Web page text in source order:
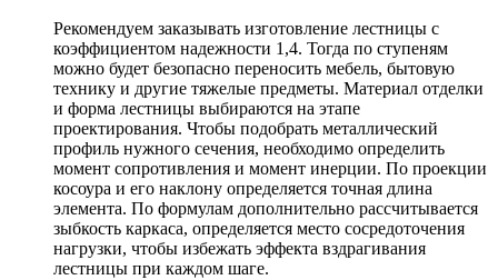
Рекомендуем заказывать изготовление лестницы с
коэффициентом надежности 1,4. Тогда по ступеням
можно будет безопасно переносить мебель, бытовую
технику и другие тяжелые предметы. Материал отделки
и форма лестницы выбираются на этапе
проектирования. Чтобы подобрать металлический
профиль нужного сечения, необходимо определить
момент сопротивления и момент инерции. По проекции
косоура и его наклону определяется точная длина
элемента. По формулам дополнительно рассчитывается
зыбкость каркаса, определяется место сосредоточения
нагрузки, чтобы избежать эффекта вздрагивания
лестницы при каждом шаге.